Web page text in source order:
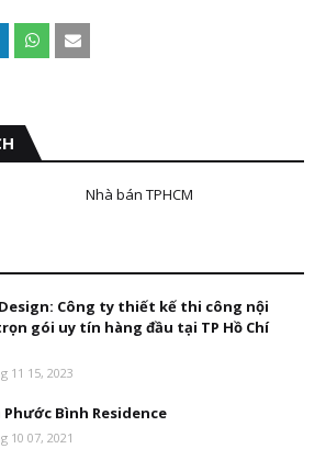
Nhà bán TPHCM
Công ty thiết kế thi công nội
gói uy tín hàng đầu tại TP Hồ Chí
11 15, 2023
Phước Bình Residence
10 07, 2021